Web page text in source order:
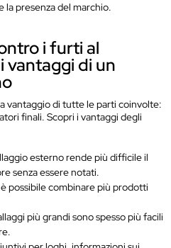
la presenza del marchio.
i furti al
vantaggi di un
vantaggio di tutte le parti coinvolte:
finali. Scopri i vantaggi degli
esterno rende più difficile il
senza essere notati.
possibile combinare più prodotti
più grandi sono spesso più facili